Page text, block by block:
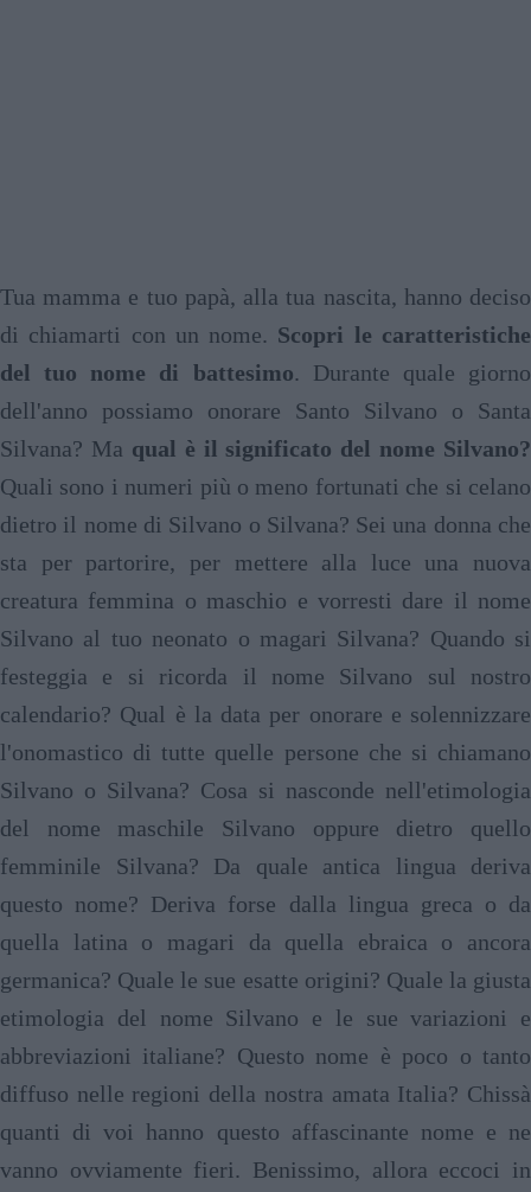
Tua mamma e tuo papà, alla tua nascita, hanno deciso
di chiamarti con un nome. Scopri le caratteristiche
del tuo nome di battesimo. Durante quale giorno
dell'anno possiamo onorare Santo Silvano o Santa
Silvana? Ma qual è il significato del nome Silvano?
Quali sono i numeri più o meno fortunati che si celano
dietro il nome di Silvano o Silvana? Sei una donna che
sta per partorire, per mettere alla luce una nuova
creatura femmina o maschio e vorresti dare il nome
Silvano al tuo neonato o magari Silvana? Quando si
festeggia e si ricorda il nome Silvano sul nostro
calendario? Qual è la data per onorare e solennizzare
l'onomastico di tutte quelle persone che si chiamano
Silvano o Silvana? Cosa si nasconde nell'etimologia
del nome maschile Silvano oppure dietro quello
femminile Silvana? Da quale antica lingua deriva
questo nome? Deriva forse dalla lingua greca o da
quella latina o magari da quella ebraica o ancora
germanica? Quale le sue esatte origini? Quale la giusta
etimologia del nome Silvano e le sue variazioni e
abbreviazioni italiane? Questo nome è poco o tanto
diffuso nelle regioni della nostra amata Italia? Chissà
quanti di voi hanno questo affascinante nome e ne
vanno ovviamente fieri. Benissimo, allora eccoci in